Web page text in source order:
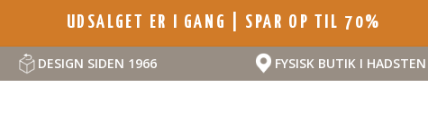
UDSALGET ER I GANG | SPAR OP TIL 70%
DESIGN SIDEN 1966 FYSISK BUTIK I HADSTEN